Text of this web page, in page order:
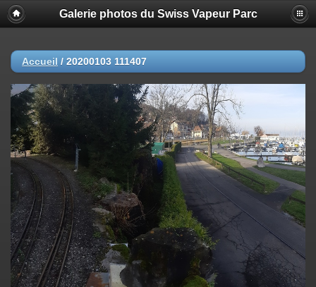
Galerie photos du Swiss Vapeur Parc
Accueil / 20200103 111407